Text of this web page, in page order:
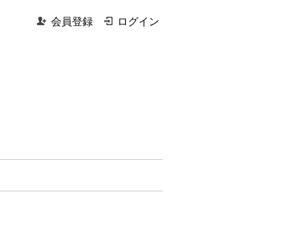
会員登録 ログイン